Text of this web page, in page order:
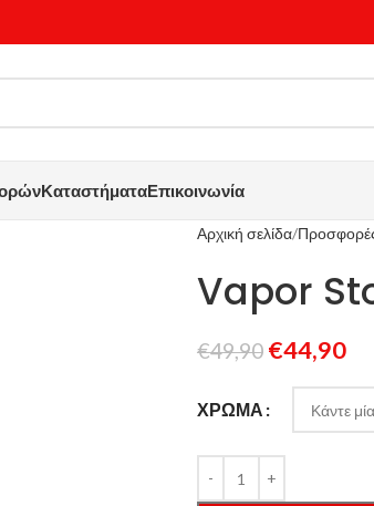
ΚαταστήματαΕπικοινωνία
Αρχική σελίδα
Vapor
€49,90 €44,90
ΧΡΏΜΑ